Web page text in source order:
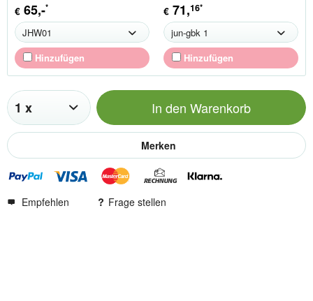
€ 65,-*
Hinzufügen
€ 71,16*
Hinzufügen
In den Warenkorb
Merken
Empfehlen Frage stellen